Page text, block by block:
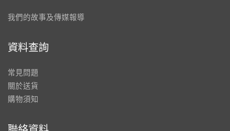
我們的故事及傳媒報導
資料查詢
常見問題
關於送貨
購物須知